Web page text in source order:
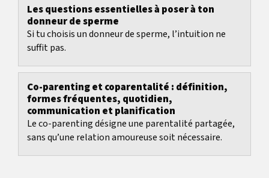
Les questions essentielles à poser à ton
donneur de sperme
Si tu choisis un donneur de sperme, l’intuition ne
suffit pas.
Co-parenting et coparentalité : définition,
formes fréquentes, quotidien,
communication et planification
Le co-parenting désigne une parentalité partagée,
sans qu’une relation amoureuse soit nécessaire.